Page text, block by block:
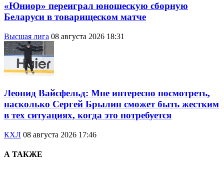
«Юниор» переиграл юношескую сборную
Беларуси в товарищеском матче
Высшая лига 08 августа 2026 18:31
Леонид Вайсфельд: Мне интересно посмотреть,
насколько Сергей Брылин сможет быть жестким
в тех ситуациях, когда это потребуется
КХЛ 08 августа 2026 17:46
А ТАКЖЕ